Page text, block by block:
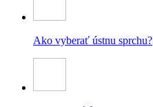
Ako vyberať ústnu sprchu?